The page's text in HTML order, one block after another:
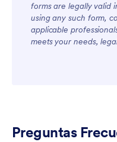
forms are legally valid
using any such form,
applicable
meets your needs,
Preguntas